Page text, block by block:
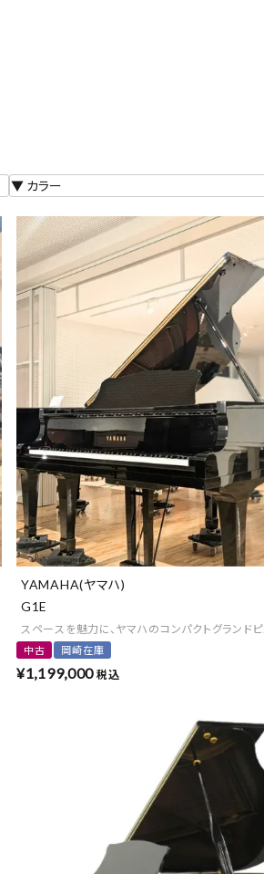
STEINWAY&SONS
BOSENDORFER
C.BECHSTEIN
BOSTON
ピアノの選び方
ピアノお役立ち
ピアノトーク
新品ピアノ価格
ピアノ製品番号
YAMAHA(ヤマハ)
G1E
スペースを魅力に、ヤマハのコンパクトグランドピ
中古 岡崎在庫
¥1,199,000 税込